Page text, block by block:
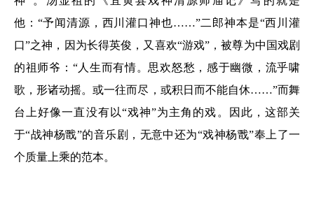
他：“予闻清源，西川灌口神也……”二郎神本是“西川灌
口”之神，因为长得英俊，又喜欢“游戏”，被尊为中国戏剧
的祖师爷：“人生而有情。思欢怒愁，感于幽微，流乎啸
歌，形诸动摇。或一往而尽，或积日而不能自休……”而舞
台上好像一直没有以“戏神”为主角的戏。因此，这部关
于“战神杨戬”的音乐剧，无意中还为“戏神杨戬”奉上了一
个质量上乘的范本。